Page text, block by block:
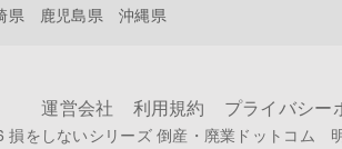
県 鹿児島県 沖縄県
運営会社 利用規約 プライバシー
損をしないシリーズ 倒産・廃業ドットコム